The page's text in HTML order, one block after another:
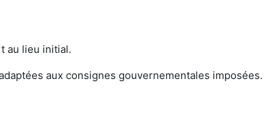
au lieu initial.
aux consignes gouvernementales imposées.